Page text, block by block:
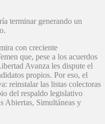
terminar generando un
con creciente
que, pese a los acuerdos
Avanza les dispute el
propios. Por eso, el
reinstalar las listas colectoras
del respaldo legislativo
Abiertas, Simultáneas y